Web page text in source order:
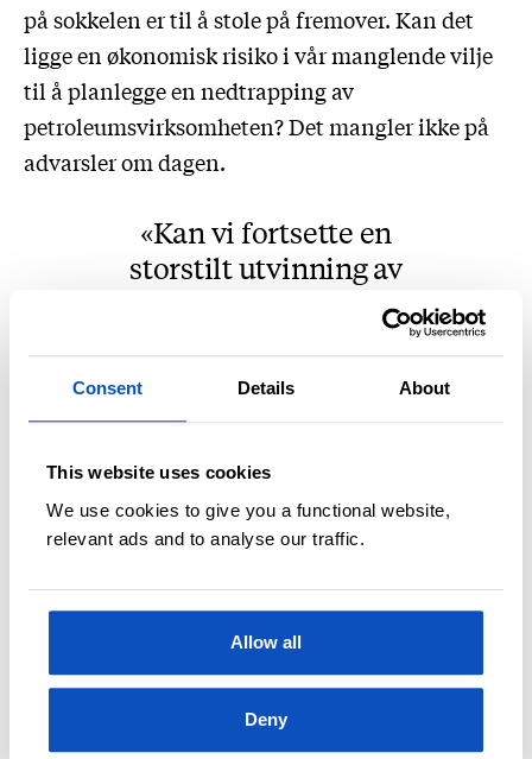
Consent Details About
This website uses cookies
We use cookies to give you a functional website,
relevant ads and to analyse our traffic.
Allow all
Deny
på sokkelen er til å stole på fremover. Kan det
ligge en økonomisk risiko i vår manglende vilje
til å planlegge en nedtrapping av
petroleumsvirksomheten? Det mangler ikke på
advarsler om dagen.
Kan vi fortsette en
storstilt utvinning av
klimagassutslippene
skal kuttes drastisk?
Bare den siste uken har vi fått to rapporter som
burde gi grunn til bekymring for alle som vil
kjøre på med olje og gass. Først kom Norsk
Klimastiftelse med en grundig rapport kalt
klimapolitikk vil påvirke økonomien vår.
Dernest kom økonomer i Vista Analyse med en